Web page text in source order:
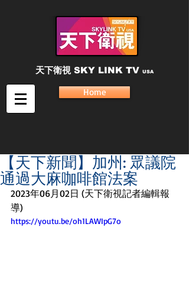
天下衛視 SKY LINK TV USA
Home
【天下新聞】加州: 眾議院
通過大麻咖啡館法案
2023年06月02日 (天下衛視記者編輯報
導)
https://youtu.be/oh1LAWIpG7o